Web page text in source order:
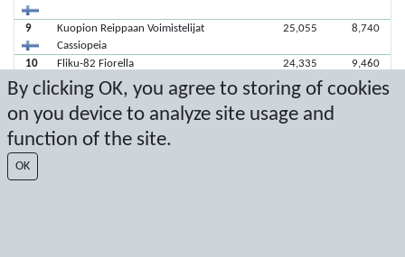
By clicking OK, you agree to storing of cookies
on you device to analyze site usage and
function of the site.
OK
9
Kuopion Reippaan Voimistelijat
Cassiopeia
25,055 8,740
10 Fliku-82 Fiorella 24,335 9,460
Viimeisimmät pisteet: 25.3.2023 19.12.57
Score by Sport Event Systems